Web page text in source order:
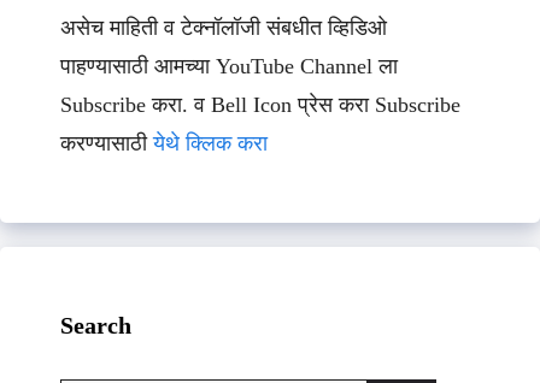
असेच माहिती व टेक्नॉलॉजी संबधीत व्हिडिओ
पाहण्यासाठी आमच्या YouTube Channel ला
Subscribe करा. व Bell Icon प्रेस करा Subscribe
करण्यासाठीयेथे क्लिक करा
Search